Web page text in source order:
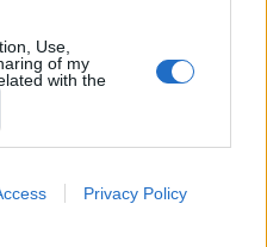
Use,
of my
with the
Privacy Policy